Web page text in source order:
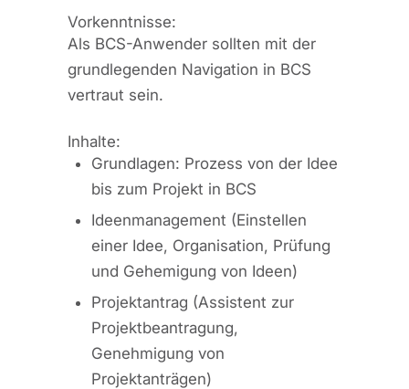
Vorkenntnisse:
Als BCS-Anwender sollten mit der
grundlegenden Navigation in BCS
vertraut sein.
Inhalte:
Grundlagen: Prozess von der Idee
bis zum Projekt in BCS
Ideenmanagement (Einstellen
einer Idee, Organisation, Prüfung
und Gehemigung von Ideen)
Projektantrag (Assistent zur
Projektbeantragung,
Genehmigung von
Projektanträgen)